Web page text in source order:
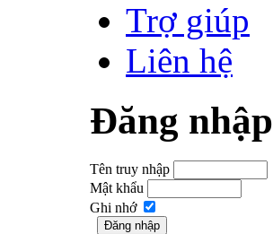
Trợ giúp
Liên hệ
Đăng nhập
Tên truy nhập
Mật khẩu
Ghi nhớ